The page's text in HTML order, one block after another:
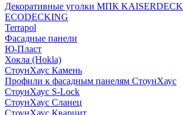
Декоративные уголки МПК KAISERDECK
ECODECKING
Terrapol
Фасадные панели
Ю-Пласт
Хокла (Hokla)
СтоунХаус Камень
Профили к фасадным панелям СтоунХаус
СтоунХаус S-Lock
СтоунХаус Сланец
СтоунХаус Кварцит